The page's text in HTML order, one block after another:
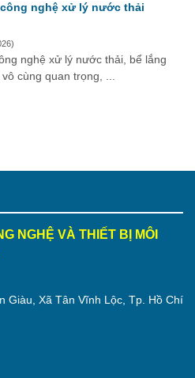
nghệ xử lý nước thải
nghệ xử lý nước thải, bể lắng
cùng quan trọng, ...
NGHỆ VÀ THIẾT BỊ MÔI
Giàu, Xã Tân Vĩnh Lộc, Tp. Hồ Chí